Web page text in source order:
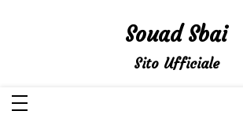
Souad Sbai
Sito Ufficiale